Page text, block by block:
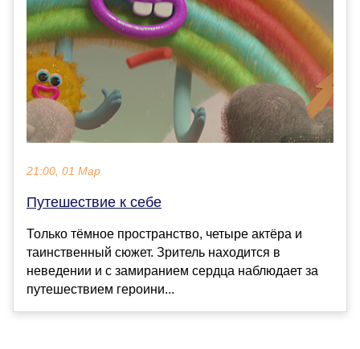
21:00, 01 Мар
Путешествие к себе
Только тёмное пространство, четыре актёра и
таинственный сюжет. Зритель находится в
неведении и с замиранием сердца наблюдает за
путешествием героини...